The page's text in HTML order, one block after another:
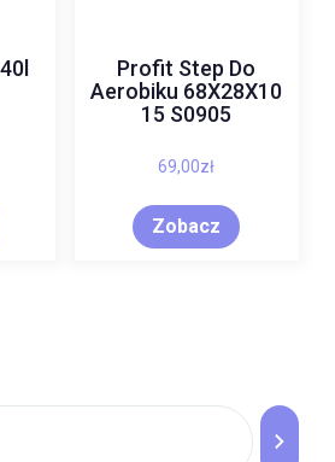
Profit Step Do
Aerobiku 68X28X10
15 S0905
69,00zł
Zobacz